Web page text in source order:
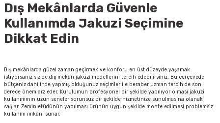
Dış Mekânlarda Güvenle
Kullanımda Jakuzi Seçimine
Dikkat Edin
Dış mekânlarda güzel zaman geçirmek ve konforu en üst düzeyde yaşamak
istiyorsanız siz de dış mekân jakuzi modellerini tercih edebilirsiniz. Bu çerçevede
bütçeniz dahilinde yapmış olduğunuz seçimler ile beraber uzman tercih de son
derece önem arz eder. Kurulumun profesyonel bir şekilde yapılıyor olması jakuzi
kullanımının uzun seneler sorunsuz bir şekilde hizmetinize sunulmasına olanak
sağlar. Zemin etüdünün yapılması ürünün uygun şekilde monte edilmesi problemsiz
kullanım imkânı sunar.